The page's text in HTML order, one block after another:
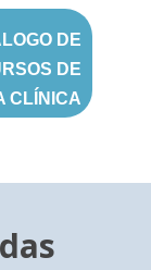
DE
DE
CLÍNICA